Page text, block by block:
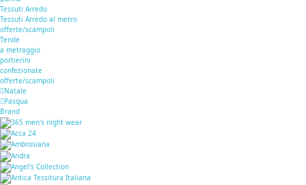
Tessuti Arredo
Tessuti Arredo al metro
offerte/scampoli
Tende
a metraggio
portierini
confezionate
offerte/scampoli
Natale
Pasqua
Brand